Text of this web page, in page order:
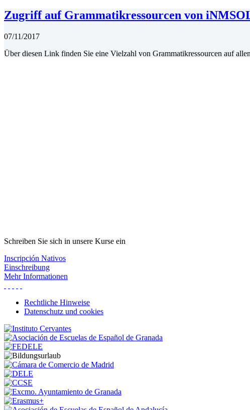
Zugriff auf Grammatikressourcen von
07/11/2017
Über diesen Link finden Sie eine Vielzahl von Grammatikressourcen auf
Schreiben Sie sich in unsere Kurse ein
Inscripción Nativos
Einschreibung
Mehr Informationen
Rechtliche Hinweise
Datenschutz und cookies